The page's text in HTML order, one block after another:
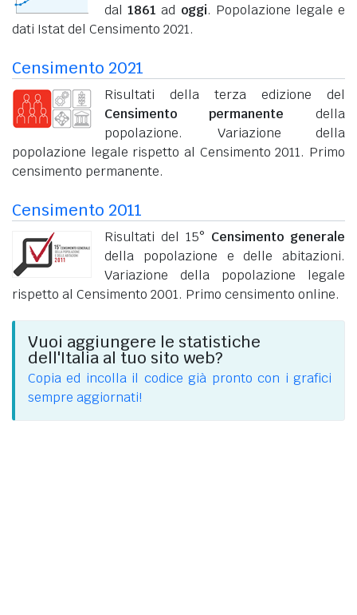
dal1861 ad oggi. Popolazione legale e
dati Istat del Censimento 2021.
Censimento 2021
Risultati della terza edizione del
Censimento permanente della
popolazione. Variazione della
popolazione legale rispetto al Censimento 2011. Primo
censimento permanente.
Censimento 2011
Risultati del 15° Censimento generale
della popolazione e delle abitazioni.
Variazione della popolazione legale
rispetto al Censimento 2001. Primo censimento online.
Vuoi aggiungere le statistiche
dell'Italia al tuo sito web?
Copia ed incolla il codice già pronto con i grafici
sempre aggiornati!